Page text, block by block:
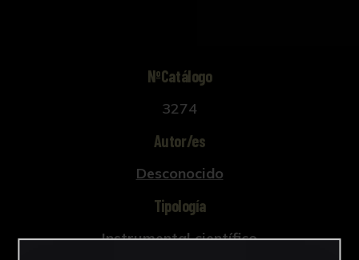
NºCatálogo
3274
Autor/es
Desconocido
Tipología
Instrumental científico